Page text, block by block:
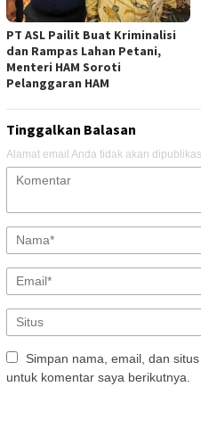
PT ASL Pailit Buat Kriminalisi
dan Rampas Lahan Petani,
Menteri HAM Soroti
Pelanggaran HAM
Tinggalkan Balasan
Alamat email Anda tidak akan
Simpan nama, email, dan
untuk komentar saya berikutnya.